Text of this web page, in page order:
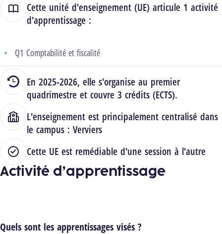
Cette unité d'enseignement (UE) articule 1 activité
d'apprentissage :
Q1 Comptabilité et fiscalité
En 2025-2026, elle s'organise au premier
quadrimestre et couvre 3 crédits (ECTS).
L'enseignement est principalement centralisé dans
le campus : Verviers
Cette UE est remédiable d'une session à l'autre
Activité d’apprentissage
Quels sont les apprentissages visés ?